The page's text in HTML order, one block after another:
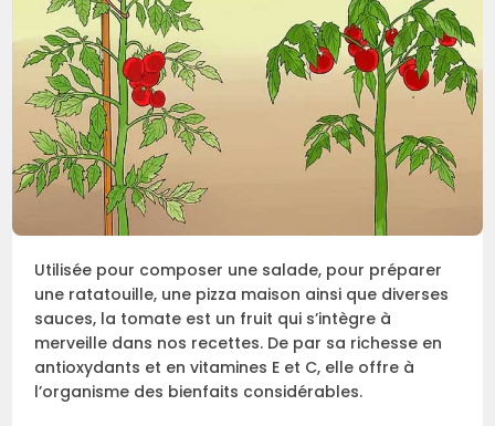
Utilisée pour composer une salade, pour préparer
une ratatouille, une pizza maison ainsi que diverses
sauces, la tomate est un fruit qui s’intègre à
merveille dans nos recettes. De par sa richesse en
antioxydants et en vitamines E et C, elle offre à
l’organisme des bienfaits considérables.